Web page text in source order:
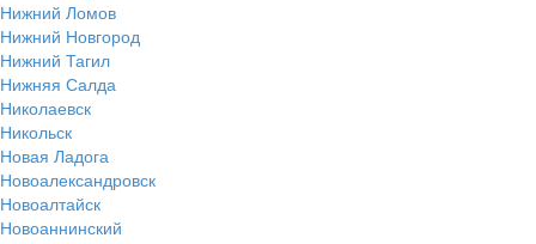
Нижний Ломов
Нижний Новгород
Нижний Тагил
Нижняя Салда
Николаевск
Никольск
Новая Ладога
Новоалександровск
Новоалтайск
Новоаннинский